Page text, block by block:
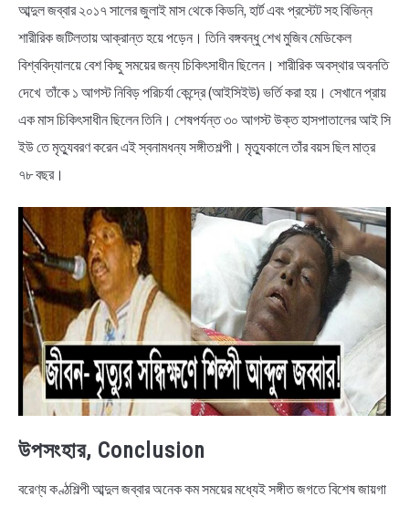
আব্দুল জব্বার ২০১৭ সালের জুলাই মাস থেকে কিডনি, হার্ট এবং প্রস্টেট সহ বিভিন্ন
শারীরিক জটিলতায় আক্রান্ত হয়ে পড়েন। তিনি বঙ্গবন্ধু শেখ মুজিব মেডিকেল
বিশ্ববিদ্যালয়ে বেশ কিছু সময়ের জন্য চিকিৎসাধীন ছিলেন। শারীরিক অবস্থার অবনতি
দেখে তাঁকে ১ আগস্ট নিবিড় পরিচর্যা কেন্দ্রে (আইসিইউ) ভর্তি করা হয়। সেখানে প্রায়
এক মাস চিকিৎসাধীন ছিলেন তিনি। শেষপর্যন্ত ৩০ আগস্ট উক্ত হাসপাতালের আই সি
ইউ তে মৃত্যুবরণ করেন এই স্বনামধন্য সঙ্গীতশল্পী। মৃত্যুকালে তাঁর বয়স ছিল মাত্র
৭৮ বছর।
উপসংহার, Conclusion
বরেণ্য কণ্ঠশিল্পী আব্দুল জব্বার অনেক কম সময়ের মধ্যেই সঙ্গীত জগতে বিশেষ জায়গা